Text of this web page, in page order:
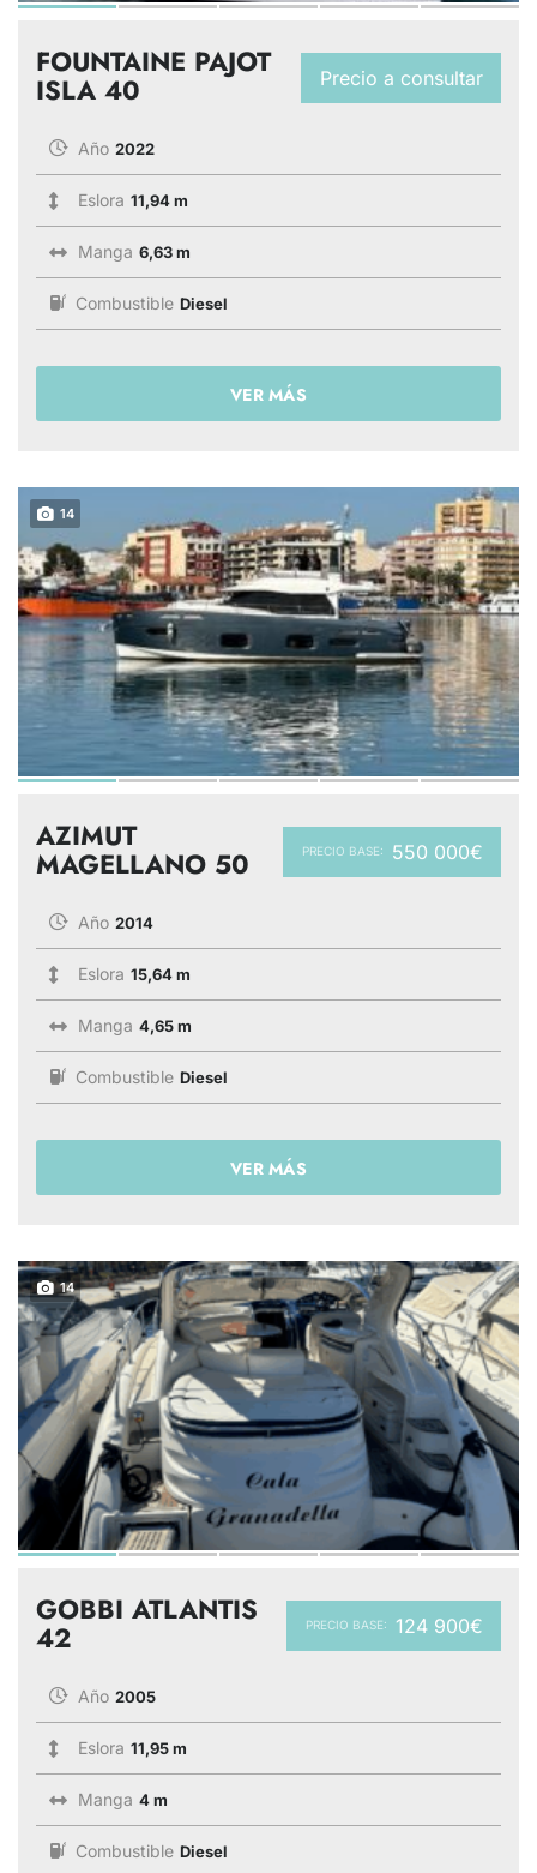
Precio a consultar
FOUNTAINE PAJOT
ISLA 40
Año 2022
Eslora 11,94 m
Manga 6,63 m
Combustible Diesel
VER MÁS
14
PRECIO BASE: 550 000€
AZIMUT
MAGELLANO 50
Año 2014
Eslora 15,64 m
Manga 4,65 m
Combustible Diesel
VER MÁS
14
PRECIO BASE: 124 900€
GOBBI ATLANTIS
42
Año 2005
Eslora 11,95 m
Manga 4 m
Combustible Diesel